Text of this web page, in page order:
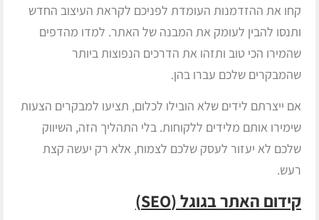
קחו את ההזדמנות העומדת לפניכם לקראת העיצוב החדש
ותנסו להבין לעומק את המבנה של האתר. למדו מהדפים
שהמירו הכי טוב ותזהו את הדרכים הנפוצות ביותר
שהמבקרים שלכם עברו בהן.
אם ייצרתם לידים שלא הובילו לכלום, תציעו למבקרים הצעות
שימירו אותם מלידים ללקוחות. בלי התהליך הזה, השיווק
שלכם לא יעזור לעסק שלכם לצמוח, אלא רק יעשה קצת
רעש.
קידום האתר בגוגל (SEO
)